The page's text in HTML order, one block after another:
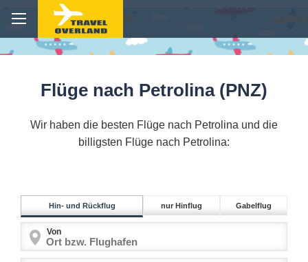
Flüge nach Petrolina (PNZ)
Wir haben die besten Flüge nach Petrolina und die
billigsten Flüge nach Petrolina:
Hin- und Rückflug nur Hinflug Gabelflug
Von